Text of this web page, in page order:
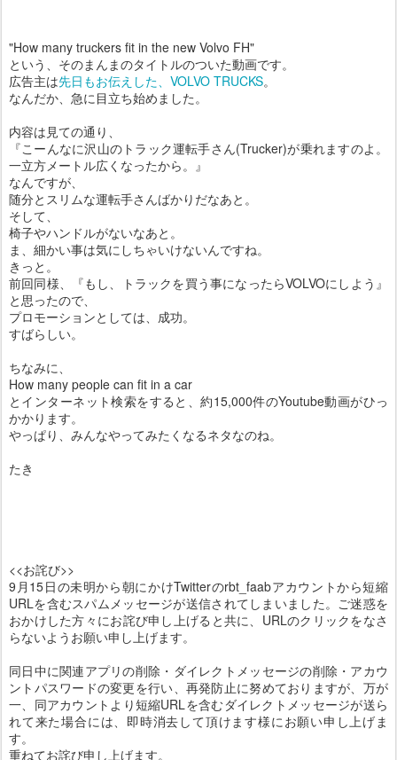
"How many truckers fit in the new Volvo FH"
という、そのまんまのタイトルのついた動画です。
広告主は先日もお伝えした、VOLVO TRUCKS。
なんだか、急に目立ち始めました。
内容は見ての通り、
『こーんなに沢山のトラック運転手さん(Trucker)が乗れますのよ。
一立方メートル広くなったから。』
なんですが、
随分とスリムな運転手さんばかりだなあと。
そして、
椅子やハンドルがないなあと。
ま、細かい事は気にしちゃいけないんですね。
きっと。
前回同様、『もし、トラックを買う事になったらVOLVOにしよう』
と思ったので、
プロモーションとしては、成功。
すばらしい。
ちなみに、
How many people can fit in a car
とインターネット検索をすると、約15,000件のYoutube動画がひっ
かかります。
やっぱり、みんなやってみたくなるネタなのね。
たき
<<お詫び>>
9月15日の未明から朝にかけTwitterのrbt_faabアカウントから短縮
URLを含むスパムメッセージが送信されてしまいました。ご迷惑を
おかけした方々にお詫び申し上げると共に、URLのクリックをなさ
らないようお願い申し上げます。
同日中に関連アプリの削除・ダイレクトメッセージの削除・アカウ
ントパスワードの変更を行い、再発防止に努めておりますが、万が
一、同アカウントより短縮URLを含むダイレクトメッセージが送ら
れて来た場合には、即時消去して頂けます様にお願い申し上げま
す。
重ねてお詫び申し上げます。